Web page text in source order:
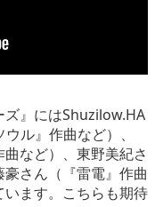
ズ』にはShuzilow.HA
ル』作曲など）、
など）、東野美紀さ
さん（『雷電』作曲
ます。こちらも期待